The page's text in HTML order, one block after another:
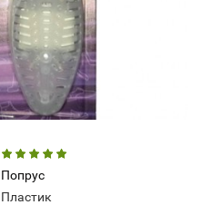
Попрус
Пластик